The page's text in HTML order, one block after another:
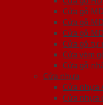
Cửa gỗ
Cửa gỗ
Cửa gỗ
Cửa gỗ tự
Cửa vòm
Cửa gỗ
Cửa nhựa
Cửa nhựa
Cửa nhựa